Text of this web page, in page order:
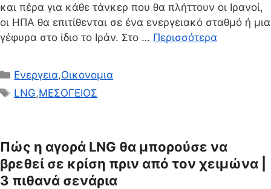
και πέρα για κάθε τάνκερ που θα πλήττουν οι Ιρανοί,
οι ΗΠΑ θα επιτίθενται σε ένα ενεργειακό σταθμό ή μια
γέφυρα στο ίδιο το Ιράν. Στο … Περισσότερα
Κατηγορίες
Ενεργεια,Οικονομια
Ετικέτες
LNG,ΜΕΣΟΓΕΙΟΣ
Πώς η αγορά LNG θα μπορούσε να
βρεθεί σε κρίση πριν από τον χειμώνα |
3 πιθανά σενάρια